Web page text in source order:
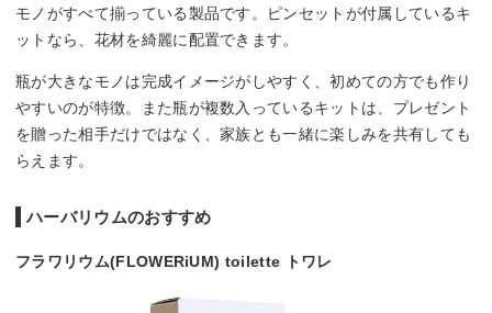
モノがすべて揃っている製品です。ピンセットが付属しているキ
ットなら、花材を綺麗に配置できます。
瓶が大きなモノは完成イメージがしやすく、初めての方でも作り
やすいのが特徴。また瓶が複数入っているキットは、プレゼント
を贈った相手だけではなく、家族とも一緒に楽しみを共有しても
らえます。
ハーバリウムのおすすめ
フラワリウム(FLOWERiUM) toilette トワレ